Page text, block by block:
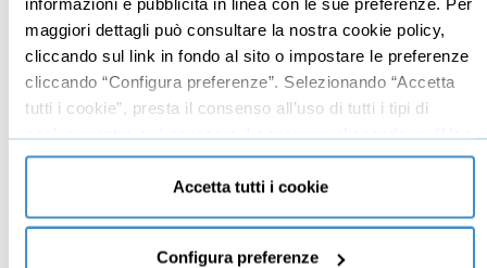
maggiori dettagli può consultare la nostra cookie policy,
cliccando sul link in fondo al sito o impostare le preferenze
cliccando “Configura preferenze”. Selezionando “Accetta
tutti i cookie”, presta il consenso all’uso di tutti i tipi di
cookie mentre può revocare il consenso cliccando su “Usa
solo cookie necessari” e saranno attivati i soli cookie
tecnici necessari al corretto funzionamento del sito.
Accetta tutti i cookie
Configura preferenze
Vendita
Branding
Leadership
Business management
Marketing
Gestione aziendale
Google
Data analyst